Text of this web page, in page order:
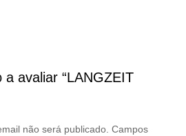
a avaliar “LANGZEIT
não será publicado. Campos